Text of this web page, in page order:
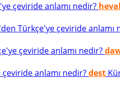
çeviride anlamı nedir? heval
Türkçe'ye çeviride anlamı
çeviride anlamı nedir?
anlamı nedir?dest